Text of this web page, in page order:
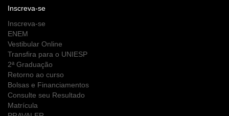
Inscreva-se
Inscreva-se
ENEM
Vestibular Online
Transfira para o UNIESP
2ª Graduação
Retorno ao curso
Bolsas e Financiamentos
Consulte seu Resultado
Matrícula